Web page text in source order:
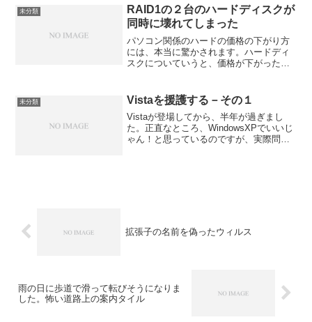
Windows7に対応してい...
未分類
RAID1の２台のハードディスクが
同時に壊れてしまった
パソコン関係のハードの価格の下がり方
には、本当に驚かされます。ハードディ
スクについていうと、価格が下がったお
す。しかし、このRAID、重要で便利な機
能ですが、実はなか...
未分類 Vistaを援護する－その１
Vistaが登場してから、半年が過ぎまし
た。正直なところ、WindowsXPでいいじ
ゃん！と思っているのですが、実際問題
拡張子の名前を偽ったウィルス
雨の日に歩道で滑って転びそうになりま
した。怖い道路上の案内タイル